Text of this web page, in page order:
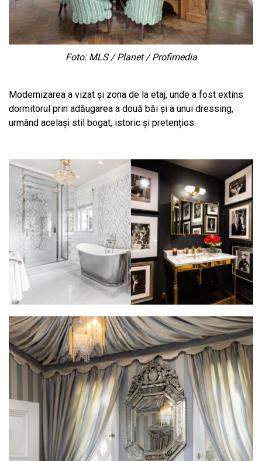
Foto: MLS / Planet / Profimedia
Modernizarea a vizat și zona de la etaj, unde a fost extins
dormitorul prin adăugarea a două băi și a unui dressing,
urmând același stil bogat, istoric și pretențios.